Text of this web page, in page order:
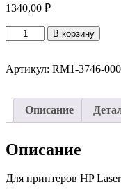
1340,00 ₽
Количество
товара
привода
Fuser
drive
plate
and
assembly
В корзину
Артикул: RM1-3746-
Описание
Описание
Для принтеров HP